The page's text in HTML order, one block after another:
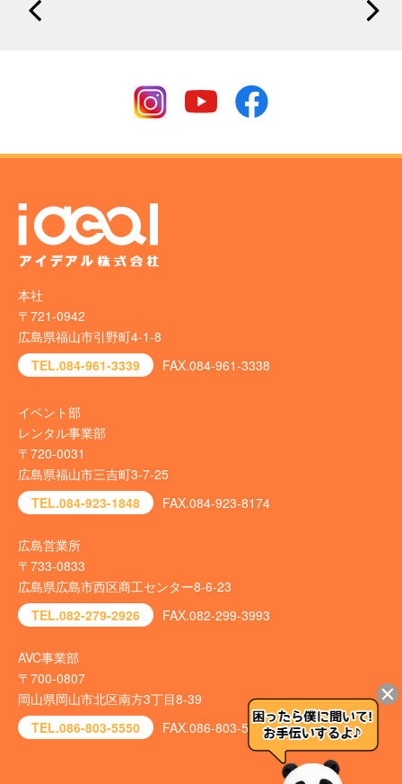
本社
〒721-0942
広島県福山市引野町4-1-8
TEL.084-961-3339
FAX.084-961-3338
イベント部
レンタル事業部
〒720-0031
広島県福山市三吉町3-7-25
TEL.084-923-1848
FAX.084-923-8174
広島営業所
〒733-0833
広島県広島市西区商工センター8-6-23
TEL.082-279-2926
FAX.082-299-3993
AVC事業部
〒700-0807
岡山県岡山市北区南方3丁目8-39
TEL.086-803-5550
FAX.086-803-5540